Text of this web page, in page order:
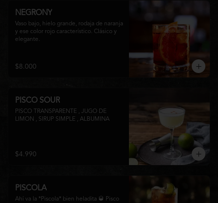
NEGRONY
Vaso bajo, hielo grande, rodaja de naranja
y ese color rojo característico. Clásico y
elegante.
$8.000
PISCO SOUR
PISCO TRANSPARENTE , JUGO DE
LIMON , SIRUP SIMPLE , ALBUMINA
$4.990
PISCOLA
Ahí va la *Piscola* bien heladita 🥃 Pisco